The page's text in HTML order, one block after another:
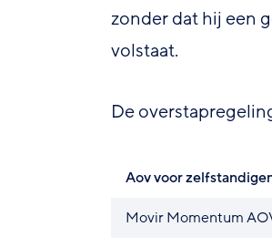
zonder dat hij een
volstaat.
De
Aov voor
Movir Momentum